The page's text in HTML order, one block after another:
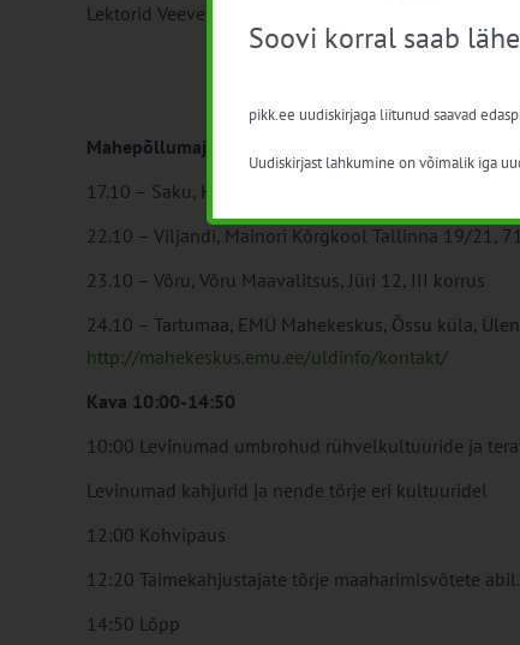
Lektorid Veeve Kaasik, Margo Mansberg, Lilia Kulli,
Mahepõllumajandusliku taimekasvatuse erikursus
17.10 – Saku, Harju Taluliidu Nõustamiskeskus,
22.10 – Viljandi, Mainori Kõrgkool Tallinna 19/21,
23.10 – Võru, Võru Maavalitsus, Jüri 12, III korrus
24.10 – Tartumaa, EMÜ Mahekeskus, Õssu küla,
http://mahekeskus.emu.ee/uldinfo/kontakt/
Kava 10:00-14:50
10:00 Levinumad umbrohud rühvelkultuuride ja
Levinumad kahjurid ja nende tõrje eri kultuuridel
12:00 Kohvipaus
12:20 Taimekahjustajate tõrje maaharimisvõtete
14:50 Lõpp
Soovi korral saab
pikk.ee uudiskirjaga liitunud saavad
Uudiskirjast lahkumine on võimalik iga